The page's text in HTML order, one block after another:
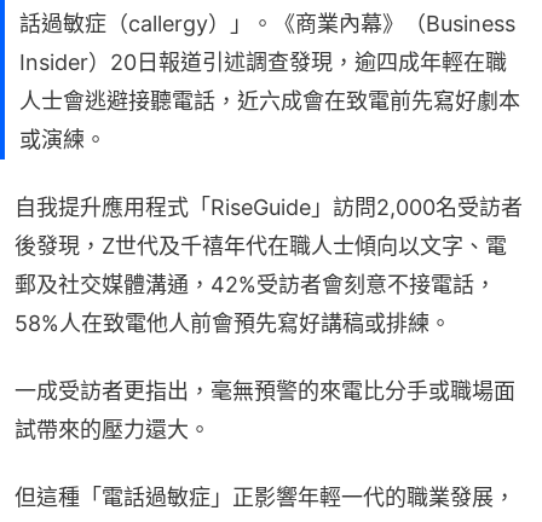
話過敏症（callergy）」。《商業內幕》（Business
Insider）20日報道引述調查發現，逾四成年輕在職
人士會逃避接聽電話，近六成會在致電前先寫好劇本
或演練。
自我提升應用程式「RiseGuide」訪問2,000名受訪者
後發現，Z世代及千禧年代在職人士傾向以文字、電
郵及社交媒體溝通，42%受訪者會刻意不接電話，
58%人在致電他人前會預先寫好講稿或排練。
一成受訪者更指出，毫無預警的來電比分手或職場面
試帶來的壓力還大。
但這種「電話過敏症」正影響年輕一代的職業發展，